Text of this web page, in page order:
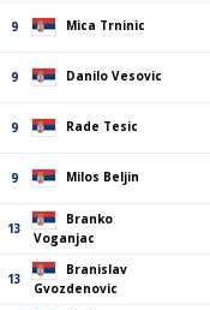
9 Mica Trninic
9 Danilo Vesovic
9 Rade Tesic
9 Milos Beljin
13
Branko
Voganjac
13
Branislav
Gvozdenovic